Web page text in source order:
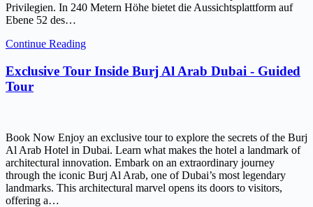
Privilegien. In 240 Metern Höhe bietet die Aussichtsplattform auf
Ebene 52 des…
Continue Reading
Exclusive Tour Inside Burj Al Arab Dubai - Guided
Tour
Book Now Enjoy an exclusive tour to explore the secrets of the Burj
Al Arab Hotel in Dubai. Learn what makes the hotel a landmark of
architectural innovation. Embark on an extraordinary journey
through the iconic Burj Al Arab, one of Dubai’s most legendary
landmarks. This architectural marvel opens its doors to visitors,
offering a…